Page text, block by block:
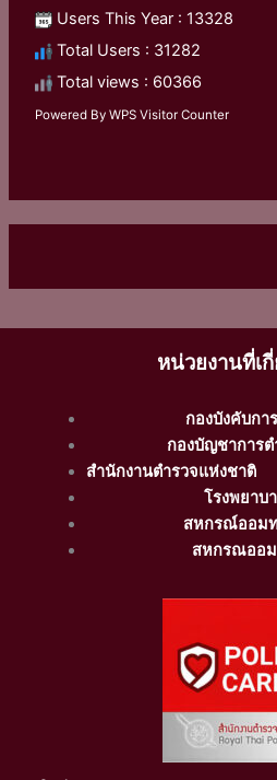
Users This Year : 13328
Total Users : 31282
Total views : 60366
Powered ByWPS Visitor Counter
หน่วยงานที่เ
กองบังคับกา
กองบัญชาการ
สำนักงานตำรวจแห่งชาติ
โรงพยาบ
สหกรณ์ออม
สหกรณออ